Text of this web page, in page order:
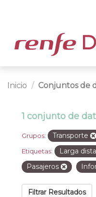
Inicio Conjuntos de
1 conjunto de
Grupos: Transporte
Etiquetas: Larga
Pasajeros
Filtrar Resultados